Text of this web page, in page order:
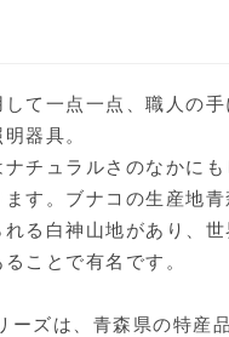
て一点一点、職人の手
器具。
チュラルさのなかにも
す。ブナコの生産地青
る白神山地があり、世
ことで有名です。
ーズは、青森県の特産